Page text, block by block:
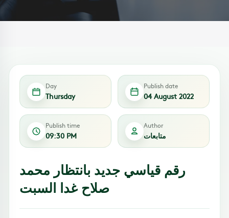
Day
Thursday
Publish date
04 August 2022
Publish time
09:30 PM
Author
متابعات
رقم قياسي جديد بانتظار محمد
صلاح غدا السبت